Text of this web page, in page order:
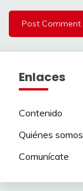
Enlaces
Contenido
Quiénes somos
Comunícate